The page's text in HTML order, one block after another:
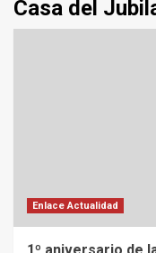
Casa del
Enlace Actualidad